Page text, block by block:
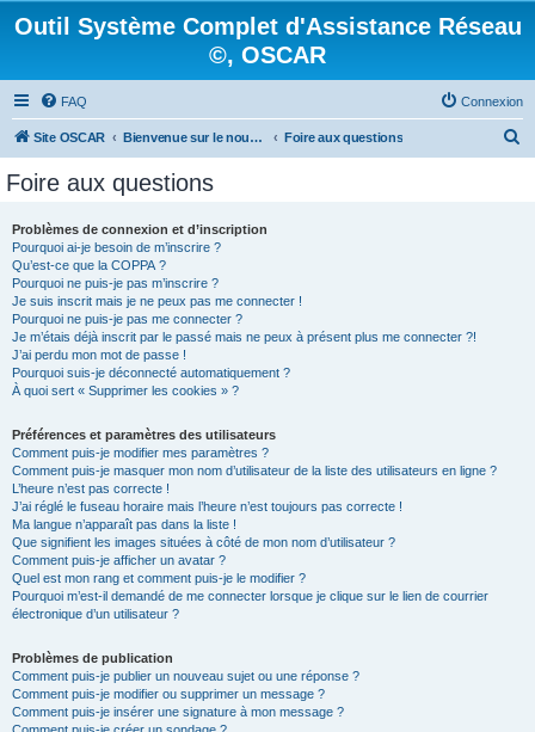
Outil Système Complet d'Assistance Réseau
©, OSCAR
FAQ Connexion
Site OSCAR Bienvenue sur le nouveau forum OSCAR Foire aux questions
Foire aux questions
Problèmes de connexion et d’inscription
Pourquoi ai-je besoin de m’inscrire ?
Qu’est-ce que la COPPA ?
Pourquoi ne puis-je pas m’inscrire ?
Je suis inscrit mais je ne peux pas me connecter !
Pourquoi ne puis-je pas me connecter ?
Je m’étais déjà inscrit par le passé mais ne peux à présent plus me connecter ?!
J’ai perdu mon mot de passe !
Pourquoi suis-je déconnecté automatiquement ?
À quoi sert « Supprimer les cookies » ?
Préférences et paramètres des utilisateurs
Comment puis-je modifier mes paramètres ?
Comment puis-je masquer mon nom d’utilisateur de la liste des utilisateurs en ligne ?
L’heure n’est pas correcte !
J’ai réglé le fuseau horaire mais l’heure n’est toujours pas correcte !
Ma langue n’apparaît pas dans la liste !
Que signifient les images situées à côté de mon nom d’utilisateur ?
Comment puis-je afficher un avatar ?
Quel est mon rang et comment puis-je le modifier ?
Pourquoi m’est-il demandé de me connecter lorsque je clique sur le lien de courrier
électronique d’un utilisateur ?
Problèmes de publication
Comment puis-je publier un nouveau sujet ou une réponse ?
Comment puis-je modifier ou supprimer un message ?
Comment puis-je insérer une signature à mon message ?